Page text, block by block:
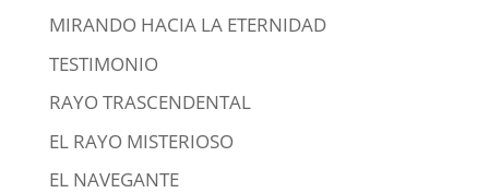
MIRANDO HACIA LA ETERNIDAD
TESTIMONIO
RAYO TRASCENDENTAL
EL RAYO MISTERIOSO
EL NAVEGANTE